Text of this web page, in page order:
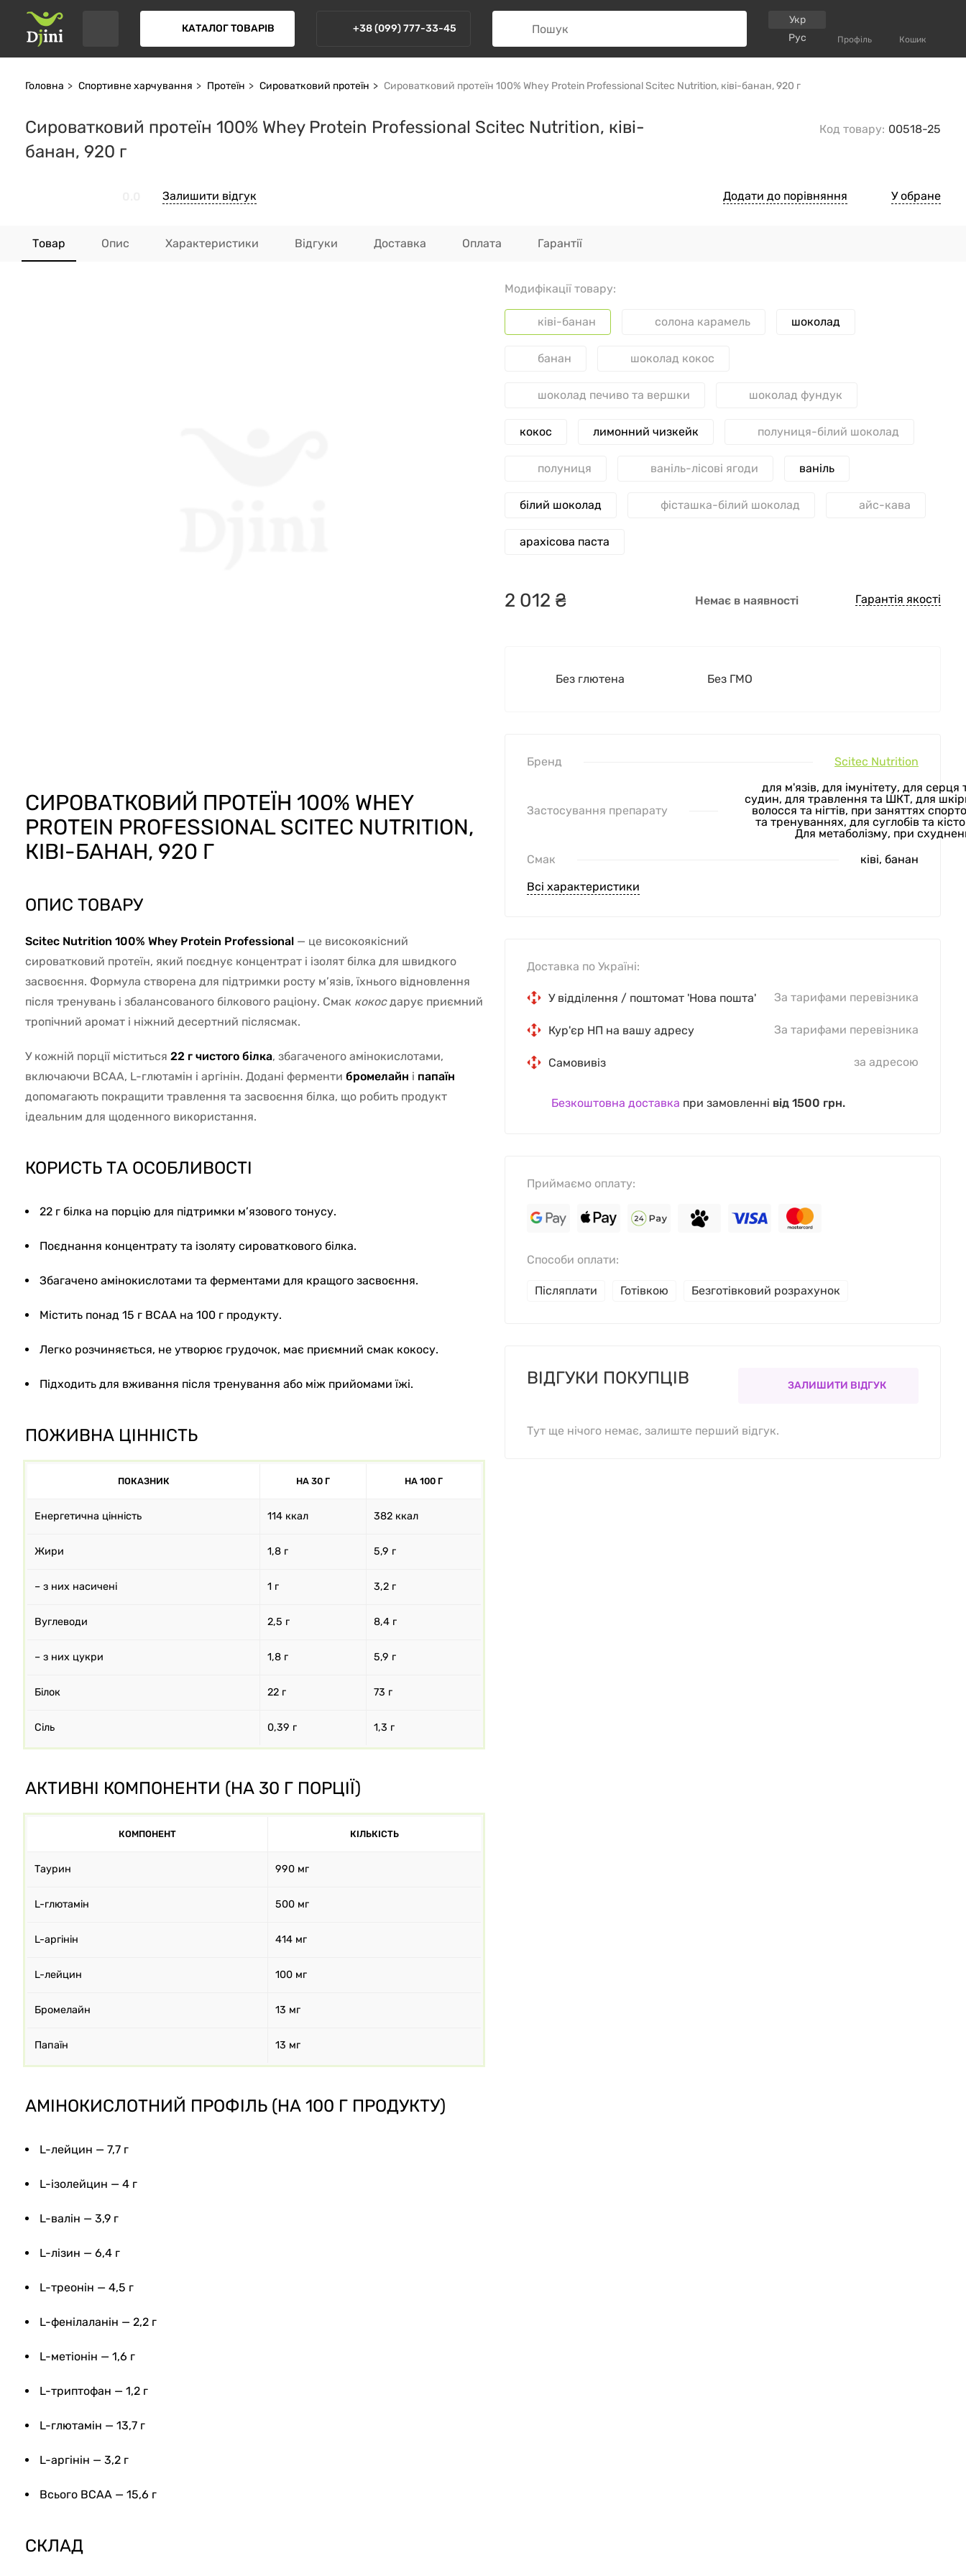
КАТАЛОГ ТОВАРІВ +38 (099) 777-33-45
Укр
Рус
Профіль Кошик
Головна Спортивне харчування Протеїн Сироватковий протеїн Сироватковий протеїн 100% Whey Protein Professional Scitec Nutrition, ківі-банан, 920 г
Сироватковий протеїн 100% Whey Protein Professional Scitec Nutrition, ківі-
банан, 920 г
Код товару: 00518-25
Залишити відгук Додати до порівняння У обране
Товар Опис Характеристики Відгуки Доставка Оплата Гарантії
СИРОВАТКОВИЙ ПРОТЕЇН 100% WHEY
PROTEIN PROFESSIONAL SCITEC NUTRITION,
КІВІ-БАНАН, 920 Г
ОПИС ТОВАРУ
Scitec Nutrition 100% Whey Protein Professional — це високоякісний
сироватковий протеїн, який поєднує концентрат і ізолят білка для швидкого
засвоєння. Формула створена для підтримки росту м’язів, їхнього відновлення
після тренувань і збалансованого білкового раціону. Смак кокосдарує приємний
тропічний аромат і ніжний десертний післясмак.
У кожній порції міститься 22 г чистого білка, збагаченого амінокислотами,
включаючи BCAA, L-глютамін і аргінін. Додані ферменти бромелайн і папаїн
допомагають покращити травлення та засвоєння білка, що робить продукт
ідеальним для щоденного використання.
КОРИСТЬ ТА ОСОБЛИВОСТІ
22 г білка на порцію для підтримки м’язового тонусу.
Поєднання концентрату та ізоляту сироваткового білка.
Збагачено амінокислотами та ферментами для кращого засвоєння.
Містить понад 15 г BCAA на 100 г продукту.
Легко розчиняється, не утворює грудочок, має приємний смак кокосу.
Підходить для вживання після тренування або між прийомами їжі.
ПОЖИВНА ЦІННІСТЬ
ПОКАЗНИК НА 30 Г НА 100 Г
Енергетична цінність 114 ккал 382 ккал
Жири 1,8 г 5,9 г
– з них насичені 1 г 3,2 г
Вуглеводи 2,5 г 8,4 г
– з них цукри 1,8 г 5,9 г
Білок 22 г 73 г
Сіль 0,39 г 1,3 г
АКТИВНІ КОМПОНЕНТИ (НА 30 Г ПОРЦІЇ)
КОМПОНЕНТ КІЛЬКІСТЬ
Таурин 990 мг
L-глютамін 500 мг
L-аргінін 414 мг
L-лейцин 100 мг
Бромелайн 13 мг
Папаїн 13 мг
АМІНОКИСЛОТНИЙ ПРОФІЛЬ (НА 100 Г ПРОДУКТУ)
L-лейцин — 7,7 г
L-ізолейцин — 4 г
L-валін — 3,9 г
L-лізин — 6,4 г
L-треонін — 4,5 г
L-фенілаланін — 2,2 г
L-метіонін — 1,6 г
L-триптофан — 1,2 г
L-глютамін — 13,7 г
L-аргінін — 3,2 г
Всього BCAA — 15,6 г
СКЛАД
Модифікації товару:
ківі-банан солона карамель шоколад
банан шоколад кокос
шоколад печиво та вершки шоколад фундук
кокос лимонний чизкейк полуниця-білий шоколад
полуниця ваніль-лісові ягоди ваніль
білий шоколад фісташка-білий шоколад айс-кава
арахісова паста
2 012 ₴ Немає в наявності Гарантія якості
Без глютена Без ГМО
Доставка по Україні:
У відділення / поштомат 'Нова пошта' За тарифами перевізника
Кур'єр НП на вашу адресу За тарифами перевізника
Самовивіз за адресою
Безкоштовна доставка при замовленні від 1500 грн.
Приймаємо оплату:
Способи оплати:
Післяплати Готівкою Безготівковий розрахунок
Бренд Scitec Nutrition
Застосування препарату
для м'язів, для імунітету, для серця
судин, для травлення та ШКТ, для
волосся та нігтів, при заняттях
та тренуваннях, для суглобів та
Для метаболізму, при
Смак
ківі, банан
Всі характеристики
ВІДГУКИ ПОКУПЦІВ ЗАЛИШИТИ ВІДГУК
Тут ще нічого немає, залиште перший відгук.